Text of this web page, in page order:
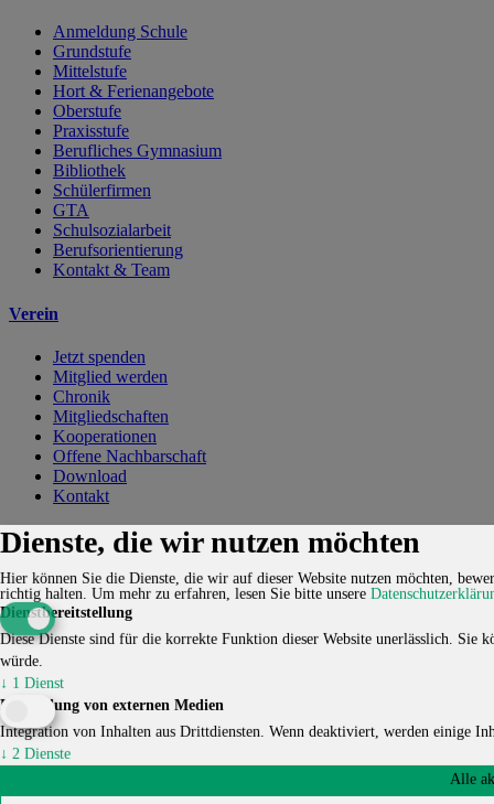
Anmeldung Schule
Grundstufe
Mittelstufe
Hort & Ferienangebote
Oberstufe
Praxisstufe
Berufliches Gymnasium
Bibliothek
Schülerfirmen
GTA
Schulsozialarbeit
Berufsorientierung
Kontakt & Team
Verein
Jetzt spenden
Mitglied werden
Chronik
Mitgliedschaften
Kooperationen
Offene Nachbarschaft
Download
Kontakt
Kontakt
KarriereImpressum Datenschutzerklärung
Cookie-
Einstellungen
© 2026 HUCKEPACK e.V. - Alle Rechte vorbehalten.
Dienste, die wir nutzen möchten
Hier können Sie die Dienste, die wir auf dieser Website nutzen möchten,
richtig halten. Um mehr zu erfahren, lesen Sie bitte unsere
Dienstbereitstellung
Diese Dienste sind für die korrekte Funktion dieser Website unerlässlich.
würde.
↓ 1 Dienst
Einbindung von externen Medien
Integration von Inhalten aus Drittdiensten. Wenn deaktiviert, werden einige
↓ 2 Dienste
Alle